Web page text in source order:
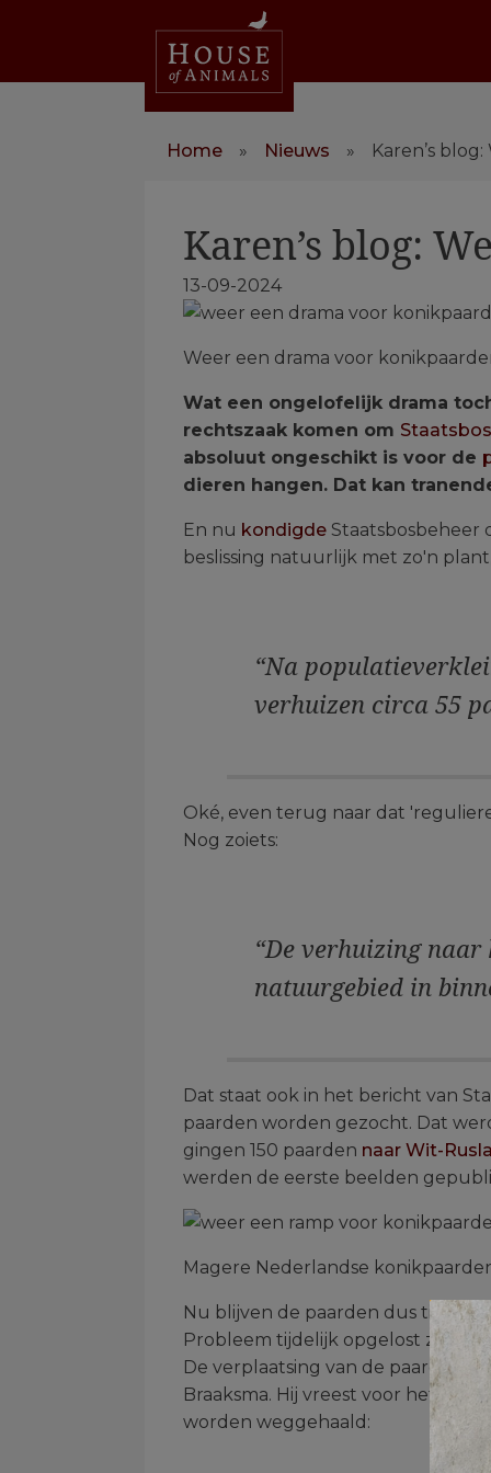
Home » Nieuws » Karen’s
Karen’s blog:
13-09-2024
Weer een drama voor
Wat een ongelofelijk drama
rechtszaak komen om
absoluut ongeschikt is voor de
dieren hangen. Dat kan
En nu kondigde Staatsbosbeheer
beslissing natuurlijk met zo'n
“Na
verhuizen circa 55
Oké, even terug naar dat
Nog zoiets:
“De verhuizing
natuurgebied in
Dat staat ook in het bericht van
paarden worden gezocht. Dat
gingen 150 paarden naar Wit-
werden de eerste beelden
Magere Nederlandse
Nu blijven de paarden dus tijdelijk
Probleem tijdelijk opgelost zou je
De verplaatsing van de paarden
Braaksma. Hij vreest voor het
worden weggehaald: